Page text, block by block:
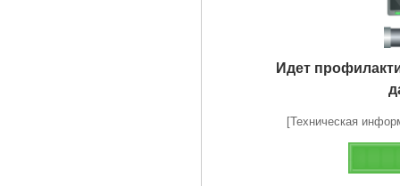
Идет
[Техническая